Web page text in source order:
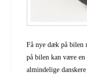
Få nye dæk på bilen
på bilen kan være
almindelige